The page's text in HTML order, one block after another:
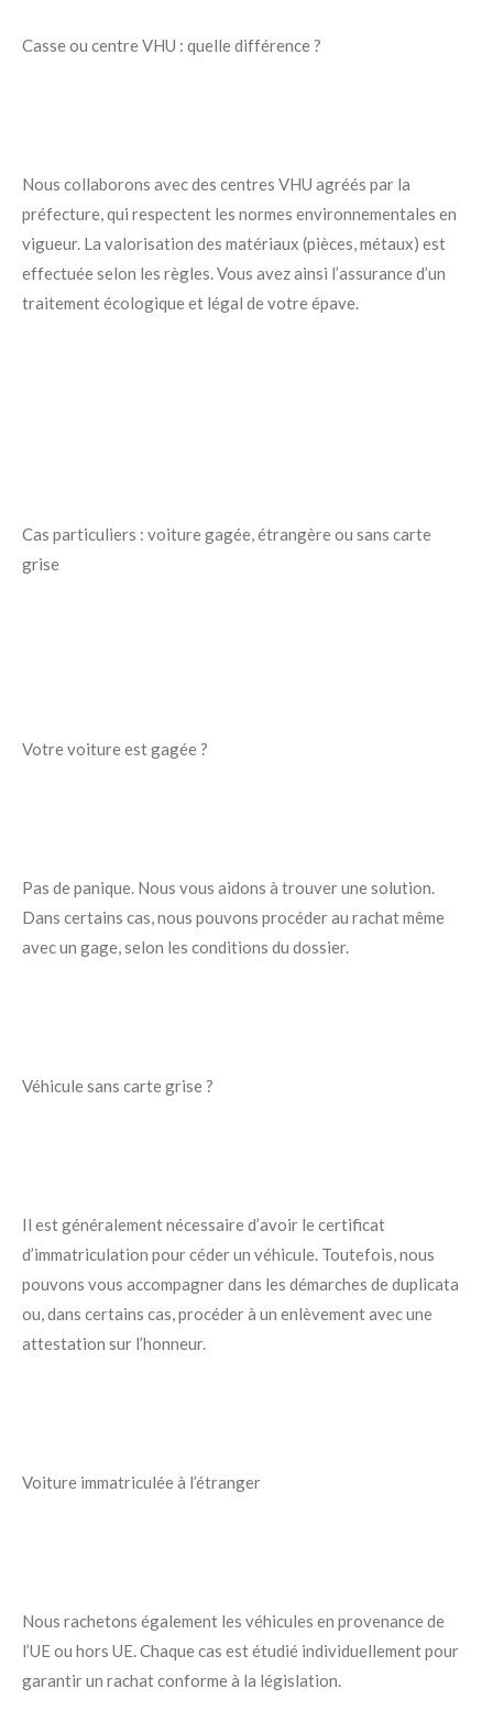
Casse ou centre VHU : quelle différence ?
Nous collaborons avec des centres VHU agréés par la
préfecture, qui respectent les normes environnementales en
vigueur. La valorisation des matériaux (pièces, métaux) est
effectuée selon les règles. Vous avez ainsi l’assurance d’un
traitement écologique et légal de votre épave.
Cas particuliers : voiture gagée, étrangère ou sans carte
grise
Votre voiture est gagée ?
Pas de panique. Nous vous aidons à trouver une solution.
Dans certains cas, nous pouvons procéder au rachat même
avec un gage, selon les conditions du dossier.
Véhicule sans carte grise ?
Il est généralement nécessaire d’avoir le certificat
d’immatriculation pour céder un véhicule. Toutefois, nous
pouvons vous accompagner dans les démarches de duplicata
ou, dans certains cas, procéder à un enlèvement avec une
attestation sur l’honneur.
Voiture immatriculée à l’étranger
Nous rachetons également les véhicules en provenance de
l’UE ou hors UE. Chaque cas est étudié individuellement pour
garantir un rachat conforme à la législation.